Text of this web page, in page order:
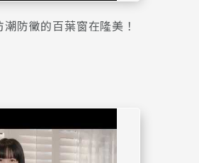
防黴的百葉窗在隆美！